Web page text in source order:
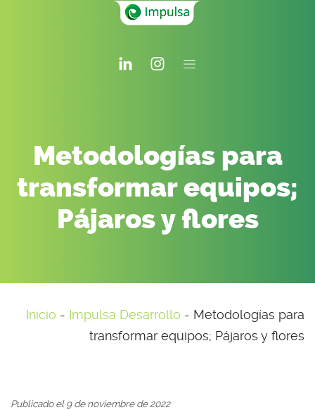
Metodologías para
transformar equipos;
Pájaros y flores
Inicio - Impulsa Desarrollo - Metodologías para
transformar equipos; Pájaros y flores
Publicado el 9 de noviembre de 2022